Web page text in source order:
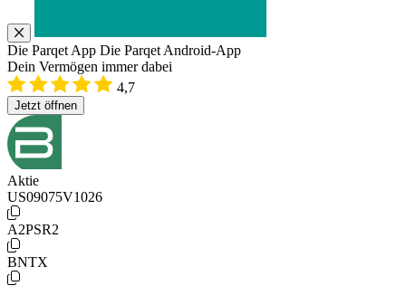
Die Parqet App Die Parqet Android-App
Dein Vermögen immer dabei
4,7
Jetzt öffnen
Aktie
US09075V1026
A2PSR2
BNTX